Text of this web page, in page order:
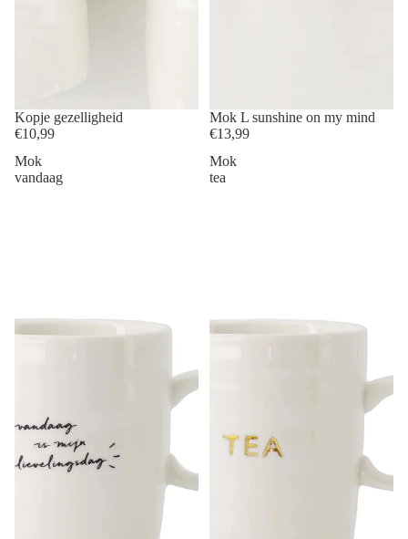
Kopje gezelligheid
€10,99
Mok L sunshine on my mind
€13,99
Mok
vandaag
Mok
tea